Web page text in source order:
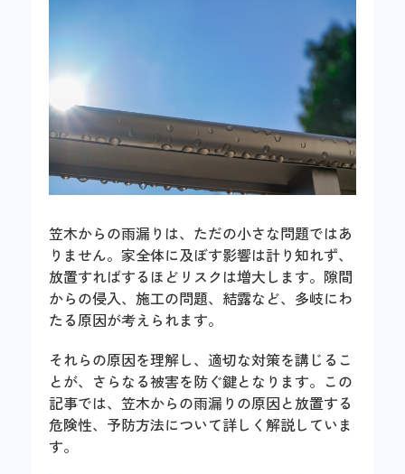
笠木からの雨漏りは、ただの小さな問題ではあ
りません。家全体に及ぼす影響は計り知れず、
放置すればするほどリスクは増大します。隙間
からの侵入、施工の問題、結露など、多岐にわ
たる原因が考えられます。
それらの原因を理解し、適切な対策を講じるこ
とが、さらなる被害を防ぐ鍵となります。この
記事では、笠木からの雨漏りの原因と放置する
危険性、予防方法について詳しく解説していま
す。